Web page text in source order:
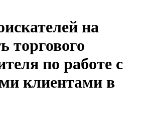
на
торгового
по работе с
клиентами в